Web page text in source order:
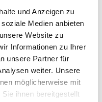
und Anzeigen zu
Medien anbieten
Website zu
Informationen zu Ihrer
unsere Partner für
weiter. Unsere
möglicherweise mit
ihnen bereitgestellt
Liter (56,86 € / 1 Liter)
zzgl. Versandkosten
39,80 €